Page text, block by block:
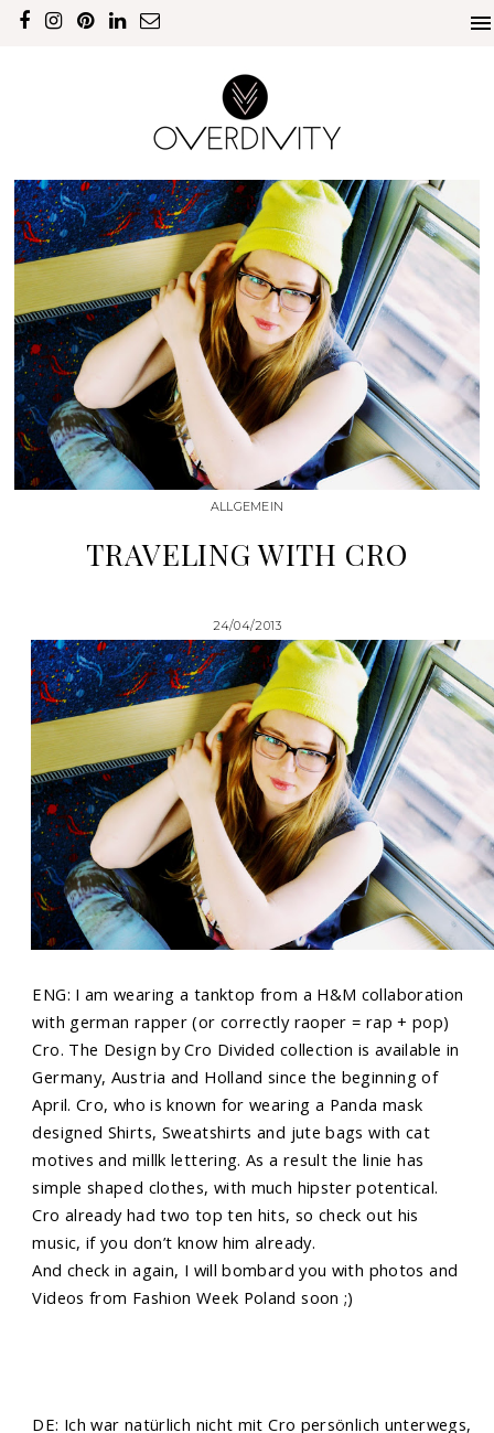
ALLGEMEIN
TRAVELING WITH CRO
24/04/2013
ENG: I am wearing a tanktop from a H&M collaboration
with german rapper (or correctly raoper = rap + pop)
Cro. The Design by Cro Divided collection is available in
Germany, Austria and Holland since the beginning of
April. Cro, who is known for wearing a Panda mask
designed Shirts, Sweatshirts and jute bags with cat
motives and millk lettering. As a result the linie has
simple shaped clothes, with much hipster potentical.
Cro already had two top ten hits, so check out his
music, if you don’t know him already.
And check in again, I will bombard you with photos and
Videos from Fashion Week Poland soon ;)
DE: Ich war natürlich nicht mit Cro persönlich unterwegs,